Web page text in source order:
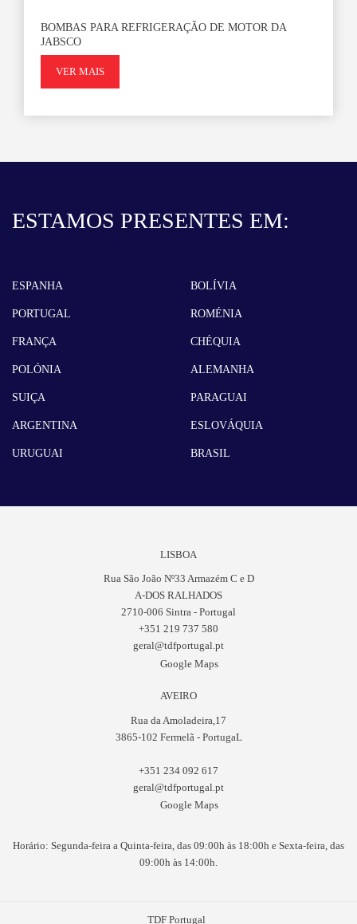
BOMBAS PARA REFRIGERAÇÃO DE MOTOR DA
JABSCO
VER MAIS
ESTAMOS PRESENTES EM:
ESPANHA
PORTUGAL
FRANÇA
POLÓNIA
SUIÇA
ARGENTINA
URUGUAI
BOLÍVIA
ROMÉNIA
CHÉQUIA
ALEMANHA
PARAGUAI
ESLOVÁQUIA
BRASIL
LISBOA
Rua São João Nº33 Armazém C e D
A-DOS RALHADOS
2710-006 Sintra - Portugal
+351 219 737 580
geral@tdfportugal.pt
Google Maps
AVEIRO
Rua da Amoladeira,17
3865-102 Fermelã - PortugaL
+351 234 092 617
geral@tdfportugal.pt
Google Maps
Horário: Segunda-feira a Quinta-feira, das 09:00h às 18:00h e Sexta-feira, das
09:00h às 14:00h.
TDF Portugal